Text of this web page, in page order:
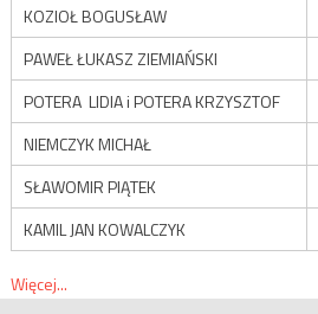
KOZIOŁ BOGUSŁAW
PAWEŁ ŁUKASZ ZIEMIAŃSKI
POTERA LIDIA i POTERA KRZYSZTOF
NIEMCZYK MICHAŁ
SŁAWOMIR PIĄTEK
KAMIL JAN KOWALCZYK
Więcej...